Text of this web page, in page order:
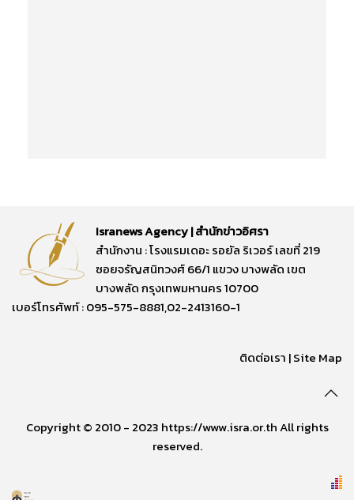
Isranews Agency | สำนักข่าวอิศรา
สำนักงาน : โรงแรมเดอะ รอยัล ริเวอร์ เลขที่ 219
ซอยจรัญสนิทวงศ์ 66/1 แขวง บางพลัด เขต
บางพลัด กรุงเทพมหานคร 10700
เบอร์โทรศัพท์ : 095-575-8881,02-2413160-1
ติดต่อเรา |Site Map
Copyright © 2010 - 2023 https://www.isra.or.th All rights
reserved.